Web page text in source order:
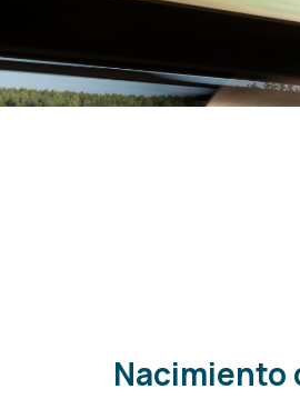
Nacimiento